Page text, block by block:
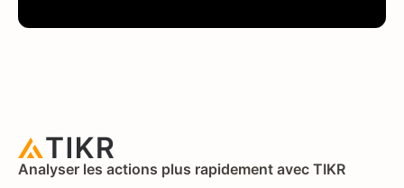
Analyser les actions plus rapidement avec TIKR